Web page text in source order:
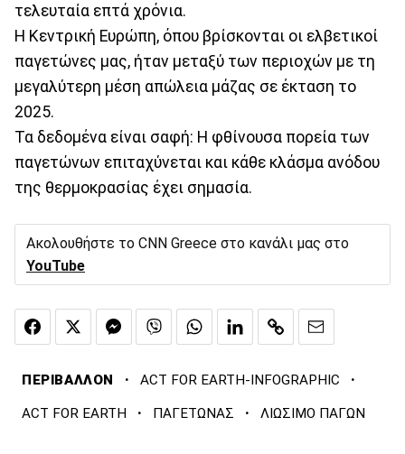
τελευταία επτά χρόνια.
Η Κεντρική Ευρώπη, όπου βρίσκονται οι ελβετικοί
παγετώνες μας, ήταν μεταξύ των περιοχών με τη
μεγαλύτερη μέση απώλεια μάζας σε έκταση το
2025.
Τα δεδομένα είναι σαφή: Η φθίνουσα πορεία των
παγετώνων επιταχύνεται και κάθε κλάσμα ανόδου
της θερμοκρασίας έχει σημασία.
Ακολουθήστε το CNN Greece στο κανάλι μας στο
YouTube
ΠΕΡΙΒΑΛΛΟΝ · ACT FOR EARTH-INFOGRAPHIC ·
ACT FOR EARTH · ΠΑΓΕΤΩΝΑΣ · ΛΙΩΣΙΜΟ ΠΑΓΩΝ